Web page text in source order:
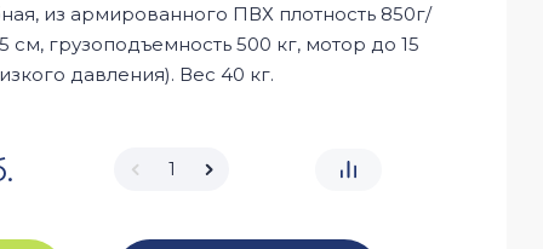
из армированного ПВХ плотность 850г/
см, грузоподъемность 500 кг, мотор до 15
давления). Вес 40 кг.